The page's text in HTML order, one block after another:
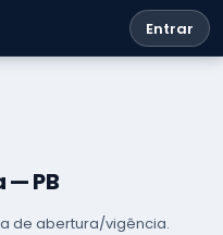
Entrar
PB
de abertura/vigência.